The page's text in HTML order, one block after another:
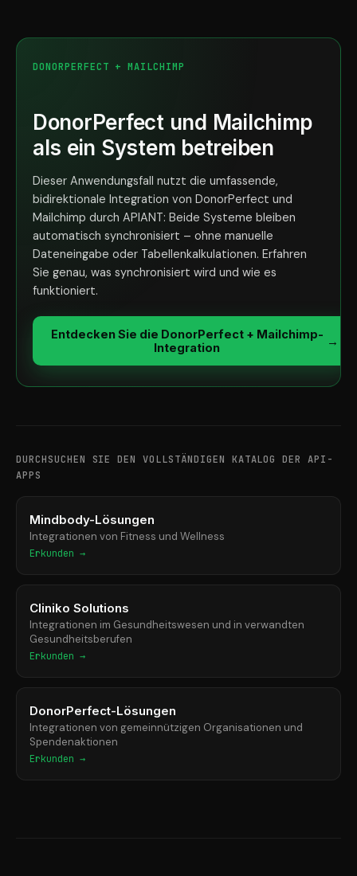
DONORPERFECT + MAILCHIMP
DonorPerfect und Mailchimp
als ein System betreiben
Dieser Anwendungsfall nutzt die umfassende,
bidirektionale Integration von DonorPerfect und
Mailchimp durch APIANT: Beide Systeme bleiben
automatisch synchronisiert – ohne manuelle
Dateneingabe oder Tabellenkalkulationen. Erfahren
Sie genau, was synchronisiert wird und wie es
funktioniert.
Entdecken Sie die DonorPerfect + Mailchimp-
Integration
→
DURCHSUCHEN SIE DEN VOLLSTÄNDIGEN KATALOG DER API-
APPS
Mindbody-Lösungen
Integrationen von Fitness und Wellness
Erkunden →
Cliniko Solutions
Integrationen im Gesundheitswesen und in verwandten
Gesundheitsberufen
Erkunden →
DonorPerfect-Lösungen
Integrationen von gemeinnützigen Organisationen und
Spendenaktionen
Erkunden →